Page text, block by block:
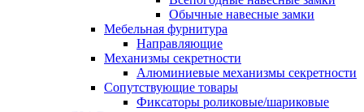
Обычные навесные замки
Мебельная фурнитура
Направляющие
Механизмы секретности
Алюминиевые механизмы секретности
Сопутствующие товары
Фиксаторы роликовые/шариковые